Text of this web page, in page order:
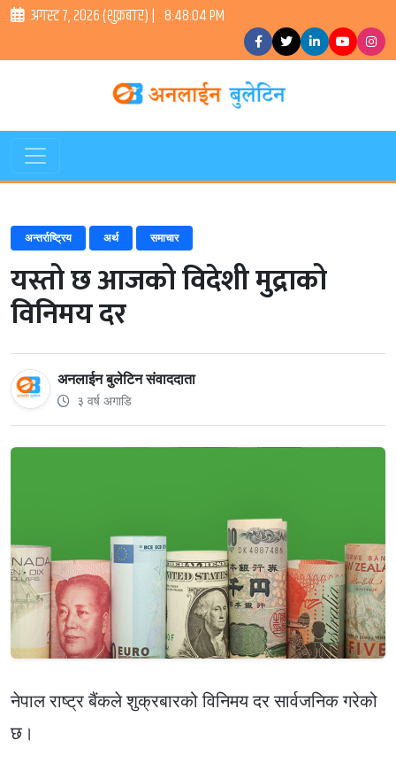
अगस्ट ७, २०२६ (शुक्रबार) | 8:48:04 PM
अन्तर्राष्ट्रिय अर्थ समाचार
यस्तो छ आजको विदेशी मुद्राको
विनिमय दर
अनलाईन बुलेटिन संवाददाता
३ वर्ष अगाडि
नेपाल राष्ट्र बैंकले शुक्रबारको विनिमय दर सार्वजनिक गरेको
छ।